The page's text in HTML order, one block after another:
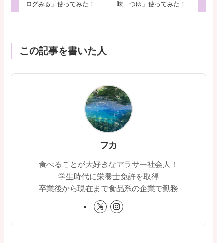
ログみる」使ってみた！
味 つゆ」使ってみた！
この記事を書いた人
フカ
食べることが大好きなアラサー社会人！
学生時代に栄養士免許を取得
卒業後から現在まで食品系の企業で勤務